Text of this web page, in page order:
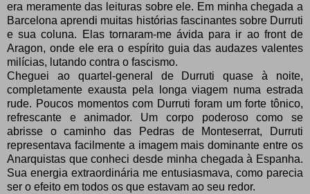
era meramente das leituras sobre ele. Em minha chegada a
Barcelona aprendi muitas histórias fascinantes sobre Durruti
e sua coluna. Elas tornaram-me ávida para ir ao front de
Aragon, onde ele era o espírito guia das audazes valentes
milícias, lutando contra o fascismo.
Cheguei ao quartel-general de Durruti quase à noite,
completamente exausta pela longa viagem numa estrada
rude. Poucos momentos com Durruti foram um forte tônico,
refrescante e animador. Um corpo poderoso como se
abrisse o caminho das Pedras de Monteserrat, Durruti
representava facilmente a imagem mais dominante entre os
Anarquistas que conheci desde minha chegada à Espanha.
Sua energia extraordinária me entusiasmava, como parecia
ser o efeito em todos os que estavam ao seu redor.